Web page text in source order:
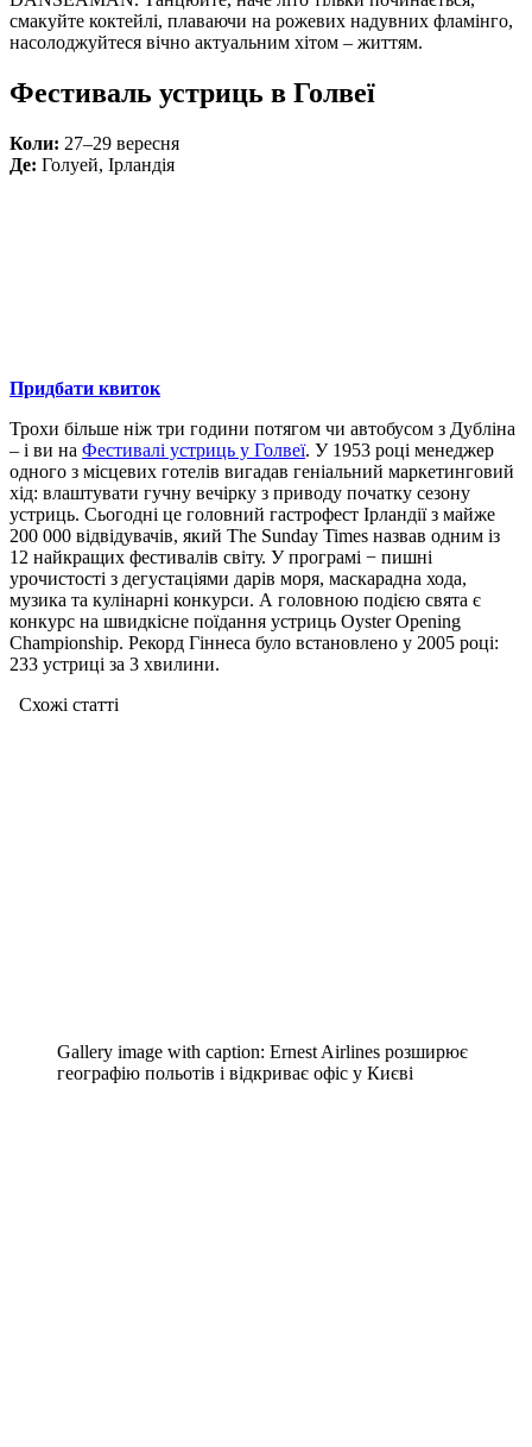
смакуйте коктейлі, плаваючи на рожевих надувних фламінго,
насолоджуйтеся вічно актуальним хітом – життям.
Фестиваль устриць в Голвеї
Коли: 27–29 вересня
Де: Голуей, Ірландія
Придбати квиток
Трохи більше ніж три години потягом чи автобусом з Дубліна
– і ви на Фестивалі устриць у Голвеї. У 1953 році менеджер
одного з місцевих готелів вигадав геніальний маркетинговий
хід: влаштувати гучну вечірку з приводу початку сезону
устриць. Сьогодні це головний гастрофест Ірландії з майже
200 000 відвідувачів, який The Sunday Times назвав одним із
12 найкращих фестивалів світу. У програмі − пишні
урочистості з дегустаціями дарів моря, маскарадна хода,
музика та кулінарні конкурси. А головною подією свята є
конкурс на швидкісне поїдання устриць Oyster Opening
Championship. Рекорд Гіннеса було встановлено у 2005 році:
233 устриці за 3 хвилини.
Схожі статтi
Gallery image with caption: Ernest Airlines розширює
географію польотів і відкриває офіс у Києві